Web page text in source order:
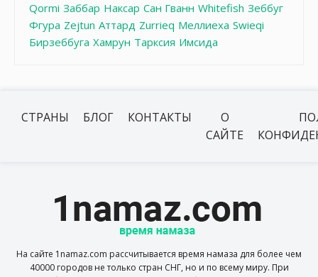
Qormi Заббар Наксар Сан Гванн Whitefish Зеббуг
Фгура Zejtun Аттард Zurrieq Меллиеха Swieqi
Бирзеббуга Хамрун Тарксия Имсида
СТРАНЫ БЛОГ КОНТАКТЫ
О
САЙТЕ
На сайте 1namaz.com рассчитывается время намаза для более чем
40000 городов не только стран СНГ, но и по всему миру. При